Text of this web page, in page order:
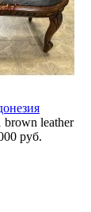
leather
руб.